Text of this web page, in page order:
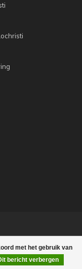
met het gebruik van
bericht verbergen